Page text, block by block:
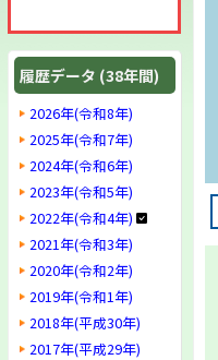
履歴データ (38年間)
2026年(令和8年)
2025年(令和7年)
2024年(令和6年)
2023年(令和5年)
2022年(令和4年)
2021年(令和3年)
2020年(令和2年)
2019年(令和1年)
2018年(平成30年)
2017年(平成29年)